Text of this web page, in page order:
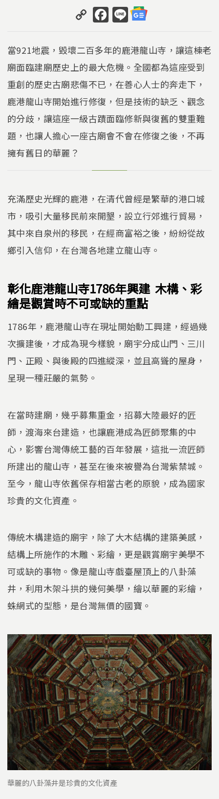
C
o
p
y
Li
n
k
F
a
c
e
b
o
o
k
Li
n
e
當921地震，毀壞二百多年的鹿港龍山寺，讓這棟老
廟面臨建廟歷史上的最大危機。全國都為這座受到
重創的歷史古廟悲傷不已，在善心人士的奔走下，
鹿港龍山寺開始進行修復，但是技術的缺乏、觀念
的分歧，讓這座一級古蹟面臨修新與復舊的雙重難
題，也讓人擔心一座古廟會不會在修復之後，不再
擁有舊日的華麗？
充滿歷史光輝的鹿港，在清代曾經是繁華的港口城
市，吸引大量移民前來開墾，設立行郊進行貿易，
其中來自泉州的移民，在經商富裕之後，紛紛從故
鄉引入信仰，在台灣各地建立龍山寺。
彰化鹿港龍山寺1786年興建 木構、彩
繪是觀賞時不可或缺的重點
1786年，鹿港龍山寺在現址開始動工興建，經過幾
次擴建後，才成為現今樣貌，廟宇分成山門、三川
門、正殿、與後殿的四進縱深，並且高聳的屋身，
呈現一種莊嚴的氣勢。
在當時建廟，幾乎募集重金，招募大陸最好的匠
師，渡海來台建造，也讓鹿港成為匠師聚集的中
心，影響台灣傳統工藝的百年發展，這批一流匠師
所建出的龍山寺，甚至在後來被譽為台灣紫禁城。
至今，龍山寺依舊保存相當古老的原貌，成為國家
珍貴的文化資產。
傳統木構建造的廟宇，除了大木結構的建築美感，
結構上所施作的木雕、彩繪，更是觀賞廟宇美學不
可或缺的事物。像是龍山寺戲臺屋頂上的八卦藻
井，利用木架斗拱的幾何美學，繪以華麗的彩繪，
蛛網式的型態，是台灣無價的國寶。
華麗的八卦藻井是珍貴的文化資產